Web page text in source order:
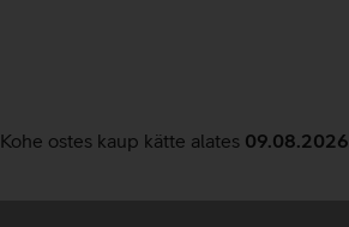
Kohe ostes kaup kätte alates 09.08.2026